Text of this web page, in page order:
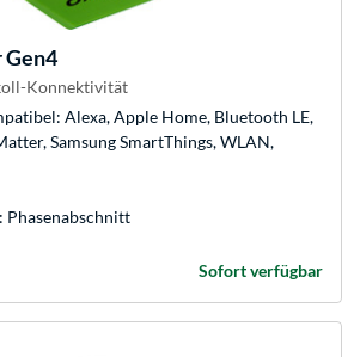
Gen4
Konnektivität
Alexa, Apple Home, Bluetooth LE,
Samsung SmartThings, WLAN,
Sofort verfügbar